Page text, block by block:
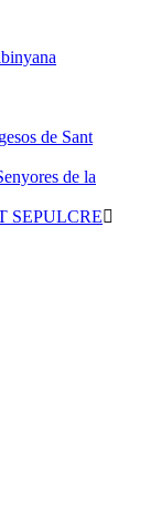
de Sant
de la
SEPULCRE